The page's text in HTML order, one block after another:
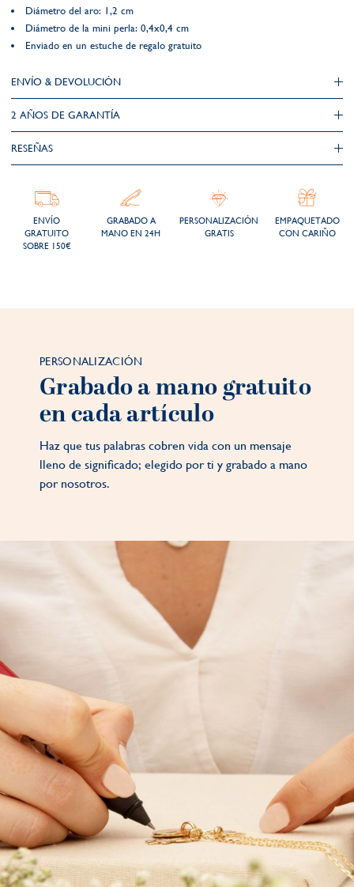
Diámetro del aro: 1,2 cm
Diámetro de la mini perla: 0,4x0,4 cm
Enviado en un estuche de regalo gratuito
ENVÍO & DEVOLUCIÓN
2 AÑOS DE GARANTÍA​
RESEÑAS
ENVÍO
GRATUITO
SOBRE 150€
GRABADO A
MANO EN 24H
PERSONALIZACIÓN
GRATIS
EMPAQUETADO
CON CARIÑO
PERSONALIZACIÓN
Grabado a mano gratuito
en cada artículo
Haz que tus palabras cobren vida con un mensaje
lleno de significado; elegido por ti y grabado a mano
por nosotros.